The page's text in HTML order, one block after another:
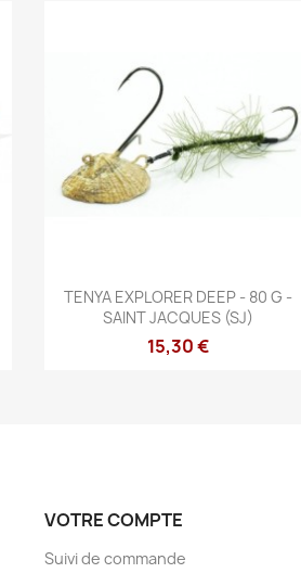
Aperçu rapide
TENYA EXPLORER DEEP - 80 G -
SAINT JACQUES (SJ)
15,30 €
VOTRE COMPTE
Suivi de commande